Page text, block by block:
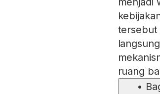
tersebut
ruang
•